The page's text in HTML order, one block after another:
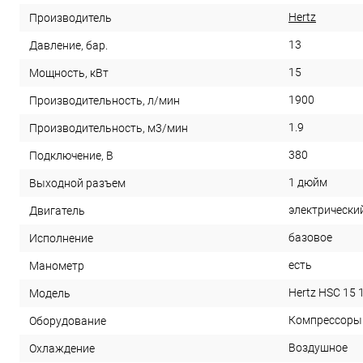
Производитель Hertz
Давление, бар. 13
Мощность, кВт 15
Производительность, л/мин 1900
Производительность, м3/мин 1.9
Подключение, В 380
Выходной разъем 1 дюйм
Двигатель
Исполнение базовое
Манометр есть
Модель Hertz HSC 15
Оборудование Компрессоры
Охлаждение Воздушное